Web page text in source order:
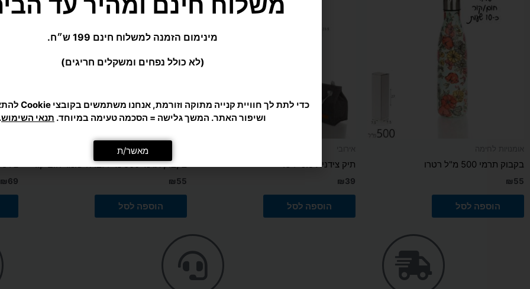
בקבוק תרמי 500 מ"ל רטרו
₪55
הוספה לסל
תיק צידנית 6.5 ליטר
₪39
הוספה לסל
אומנויות לחימה
בקבוק תרמי 500 מ"ל זברה שומר חום קור
₪55
הוספה לסל
₪69